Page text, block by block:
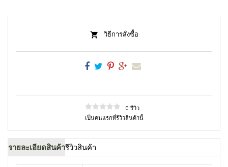
วิธีการสั่งซื้อ
0 รีวิว
เป็นคนแรกที่รีวิวสินค้านี้
รายละเอียดสินค้ารีวิวสินค้า